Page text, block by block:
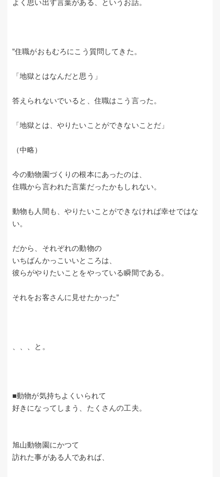
よく思い出す言葉がある、というお話。
”住職がおもむろにこう質問してきた。
「地獄とはなんだと思う」
答えられないでいると、住職はこう言った。
「地獄とは、やりたいことができないことだ」
（中略）
今の動物園づくりの根本にあったのは、
住職から言われた言葉だったかもしれない。
動物も人間も、やりたいことができなければ幸せではな
い。
だから、それぞれの動物の
いちばんかっこいいところは、
彼らがやりたいことをやっている瞬間である。
それをお客さんに見せたかった”
、、、と。
■動物が気持ちよくいられて
好きになってしまう、たくさんの工夫。
旭山動物園にかつて
訪れた事がある人であれば、